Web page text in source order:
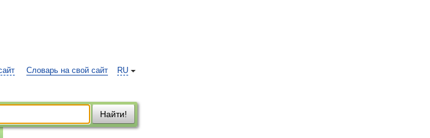
RU
Словарь на свой сайт
Найти!